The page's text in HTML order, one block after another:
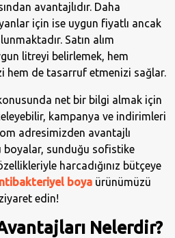
avantajlıdır. Daha
için ise uygun fiyatlı ancak
Satın alım
litreyi belirlemek, hem
hem de tasarruf etmenizi sağlar.
net bir bilgi almak için
kampanya ve indirimleri
adresimizden avantajlı
boyalar, sunduğu sofistike
harcadığınız bütçeye
boya ürünümüzü
edin!
Nelerdir?